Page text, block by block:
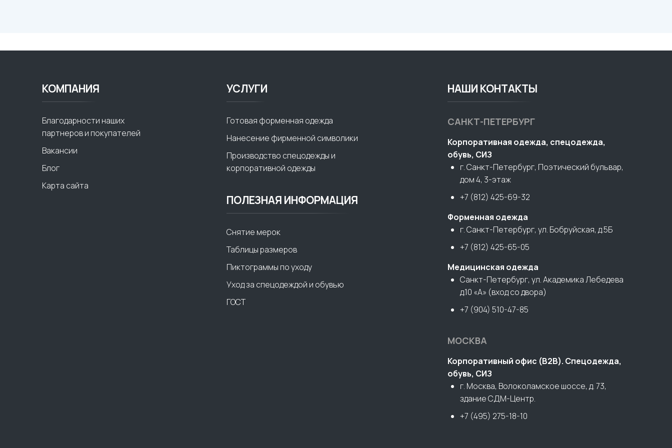
КОМПАНИЯ
Благодарности наших
партнеров и покупателей
Вакансии
Блог
Карта сайта
УСЛУГИ
Готовая форменная одежда
Нанесение фирменной символики
Производство спецодежды и
корпоративной одежды
ПОЛЕЗНАЯ ИНФОРМАЦИЯ
Снятие мерок
Таблицы размеров
Пиктограммы по уходу
Уход за спецодеждой и обувью
ГОСТ
НАШИ КОНТАКТЫ
САНКТ-ПЕТЕРБУРГ
Корпоративная одежда, спецодежда,
обувь, СИЗ
г. Санкт-Петербург, Поэтический бульвар,
дом 4, 3-этаж
+7 (812) 425-69-32
Форменная одежда
г. Санкт-Петербург, ул. Бобруйская, д.5Б
+7 (812) 425-65-05
Медицинская одежда
Санкт-Петербург, ул. Академика Лебедева
д.10 «А» (вход со двора)
+7 (904) 510-47-85
МОСКВА
Корпоративный офис (В2В). Спецодежда,
обувь, СИЗ
г. Москва, Волоколамское шоссе, д. 73,
здание СДМ-Центр.
+7 (495) 275-18-10